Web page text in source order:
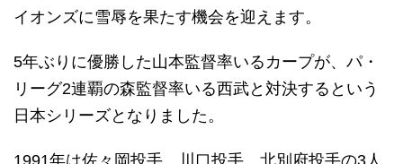
イオンズに雪辱を果たす機会を迎えます。
5年ぶりに優勝した山本監督率いるカープが、パ・
リーグ2連覇の森監督率いる西武と対決するという
日本シリーズとなりました。
1991年は佐々岡投手、川口投手、北別府投手の3人